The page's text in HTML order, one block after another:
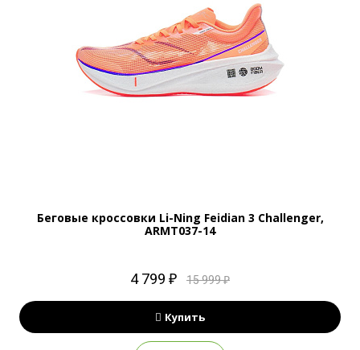
Беговые кроссовки Li-Ning Feidian 3 Challenger,
ARMT037-14
4 799 ₽ 15 999 ₽
Купить